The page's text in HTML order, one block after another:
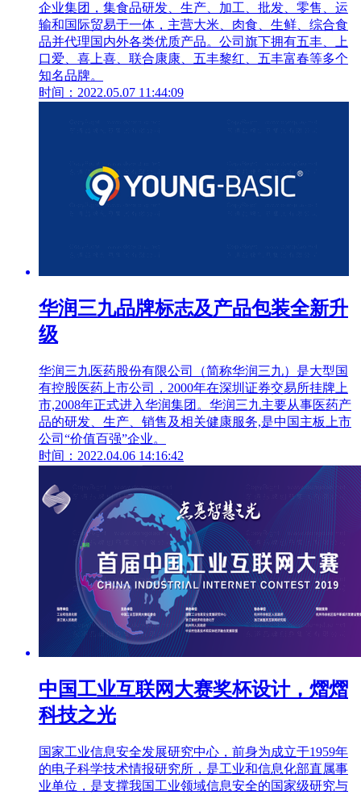
企业集团，集食品研发、生产、加工、批发、零售、运
输和国际贸易于一体，主营大米、肉食、生鲜、综合食
品并代理国内外各类优质产品。公司旗下拥有五丰、上
口爱、喜上喜、联合康康、五丰黎红、五丰富春等多个
知名品牌。
时间：2022.05.07 11:44:09
华润三九品牌标志及产品包装全新升
级
华润三九医药股份有限公司（简称华润三九）是大型国
有控股医药上市公司，2000年在深圳证券交易所挂牌上
市,2008年正式进入华润集团。华润三九主要从事医药产
品的研发、生产、销售及相关健康服务,是中国主板上市
公司“价值百强”企业。
时间：2022.04.06 14:16:42
中国工业互联网大赛奖杯设计，熠熠
科技之光
国家工业信息安全发展研究中心，前身为成立于1959年
的电子科学技术情报研究所，是工业和信息化部直属事
业单位，是支撑我国工业领域信息安全的国家级研究与